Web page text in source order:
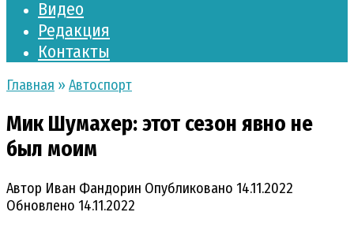
Видео
Редакция
Контакты
Главная » Автоспорт
Мик Шумахер: этот сезон явно не
был моим
Автор Иван Фандорин Опубликовано 14.11.2022
Обновлено 14.11.2022